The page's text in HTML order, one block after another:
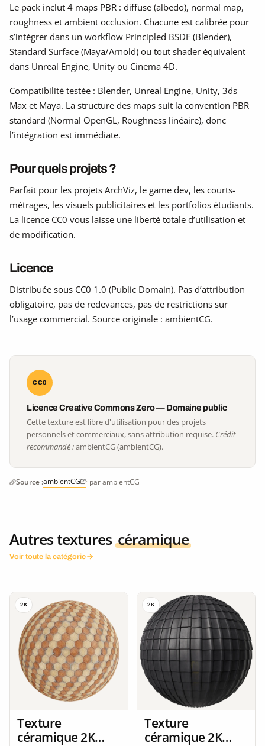
Le pack inclut 4 maps PBR : diffuse (albedo), normal map,
roughness et ambient occlusion. Chacune est calibrée pour
s’intégrer dans un workflow Principled BSDF (Blender),
Standard Surface (Maya/Arnold) ou tout shader équivalent
dans Unreal Engine, Unity ou Cinema 4D.
Compatibilité testée : Blender, Unreal Engine, Unity, 3ds
Max et Maya. La structure des maps suit la convention PBR
standard (Normal OpenGL, Roughness linéaire), donc
l’intégration est immédiate.
Pour quels projets ?
Parfait pour les projets ArchViz, le game dev, les courts-
métrages, les visuels publicitaires et les portfolios étudiants.
La licence CC0 vous laisse une liberté totale d’utilisation et
de modification.
Licence
Distribuée sous CC0 1.0 (Public Domain). Pas d’attribution
obligatoire, pas de redevances, pas de restrictions sur
l’usage commercial. Source originale : ambientCG.
CC0
Licence Creative Commons Zero — Domaine public
Cette texture est libre d'utilisation pour des projets
personnels et commerciaux, sans attribution requise. Crédit
recommandé :ambientCG (ambientCG).
Source :ambientCG · par ambientCG
Autres textures céramique
Voir toute la catégorie
2K
Texture
céramique 2K
2K
Texture
céramique 2K